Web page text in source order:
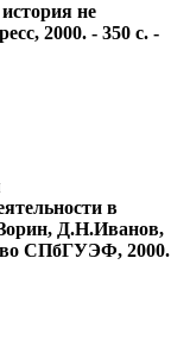
не
2000. - 350 с. -
в
Д.Н.Иванов,
СПбГУЭФ,